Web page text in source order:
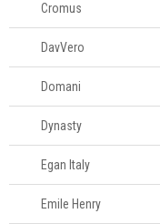
Cromus
DavVero
Domani
Dynasty
Egan Italy
Emile Henry